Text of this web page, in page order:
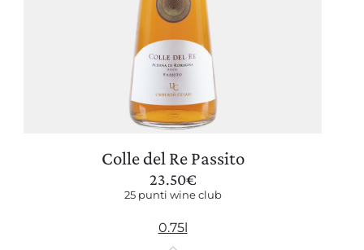
Colle del Re Passito
23.50€
25 punti wine club
0.75l